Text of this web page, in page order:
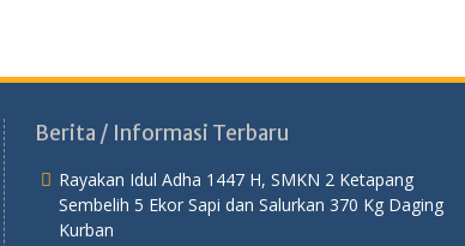
Berita / Informasi Terbaru
Rayakan Idul Adha 1447 H, SMKN 2 Ketapang
Sembelih 5 Ekor Sapi dan Salurkan 370 Kg Daging
Kurban